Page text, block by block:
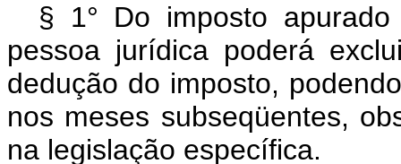
§ 1° Do imposto
pessoa jurídica poderá
dedução do imposto,
nos meses subseqüentes,
na legislação específica.